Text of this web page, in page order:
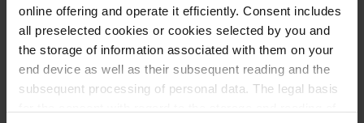
online offering and operate it efficiently. Consent includes
all preselected cookies or cookies selected by you and
the storage of information associated with them on your
end device as well as their subsequent reading and the
subsequent processing of personal data. The legal basis
Neueste Beiträge
Können Vögel träumen?
Wer schon einmal einen schlafenden Hund mit zuckenden Pfoten
oder einen Vogel mit geschlossenen Augen beobachtet hat, hat sich
vielleicht gefragt: Träumen Tiere eigentlich?